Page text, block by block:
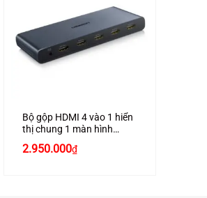
Bộ gộp HDMI 4 vào 1 hiển
thị chung 1 màn hình
2.950.000₫